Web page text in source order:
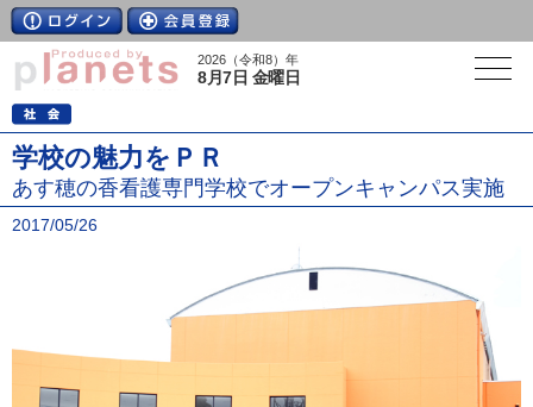
2026（令和8）年
8月7日 金曜日
学校の魅力をＰＲ
あす穂の香看護専門学校でオープンキャンパス実施
2017/05/26